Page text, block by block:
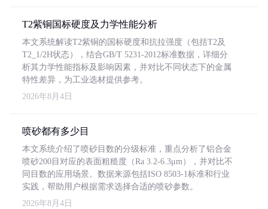
T2紫铜国标硬度及力学性能分析
本文系统解读T2紫铜的国标硬度和抗拉强度（包括T2及
T2_1/2H状态），结合GB/T 5231-2012标准数据，详细分
析其力学性能指标及影响因素，并对比不同状态下的金属
特性差异，为工业选材提供参考。
2026年8月4日
喷砂都有多少目
本文系统介绍了喷砂目数的分级标准，重点分析了铝合金
喷砂200目对应的表面粗糙度（Ra 3.2-6.3μm），并对比不
同目数的应用场景。数据来源包括ISO 8503-1标准和行业
实践，帮助用户根据需求选择合适的喷砂参数。
2026年8月4日